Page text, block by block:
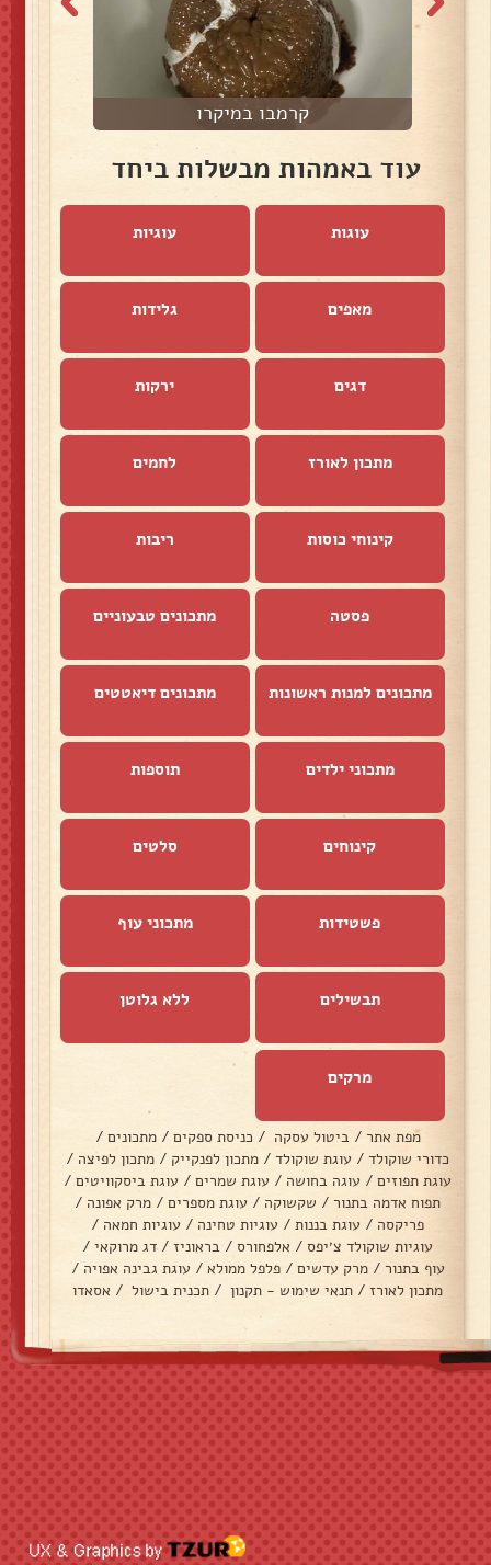
קרמבו במיקרו
עוד באמהות מבשלות ביחד
עוגות עוגיות
מאפים גלידות
דגים ירקות
מתכון לאורז לחמים
קינוחי כוסות ריבות
פסטה מתכונים טבעוניים
מתכונים למנות ראשונות מתכונים דיאטטים
מתכוני ילדים תוספות
קינוחים סלטים
פשטידות מתכוני עוף
תבשילים ללא גלוטן
מרקים
מפת אתר / ביטול עסקה / כניסת ספקים / מתכונים /
כדורי שוקולד / עוגת שוקולד / מתכון לפנקייק / מתכון לפיצה /
עוגת תפוזים / עוגה בחושה / עוגת שמרים / עוגת ביסקוויטים /
תפוח אדמה בתנור / שקשוקה / עוגת מספרים / מרק אפונה /
פריקסה / עוגת בננות / עוגיות טחינה / עוגיות חמאה /
עוגיות שוקולד צ׳יפס / אלפחורס / בראוניז / דג מרוקאי /
עוף בתנור / מרק עדשים / פלפל ממולא / עוגת גבינה אפויה /
מתכון לאורז / תנאי שימוש - תקנון / תכנית בישול / אסאדו